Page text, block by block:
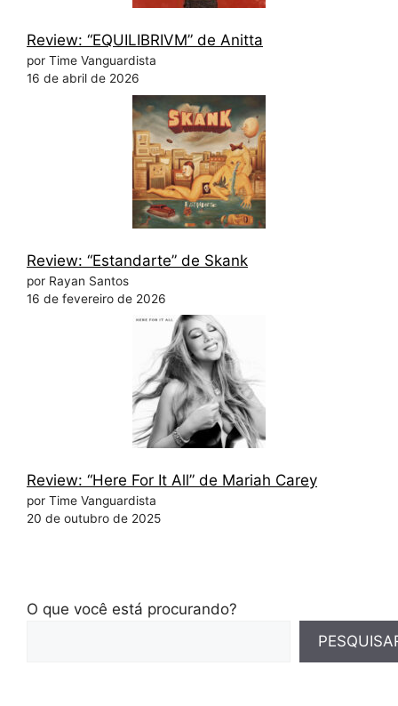
Review: “EQUILIBRIVM” de Anitta
por Time Vanguardista
16 de abril de 2026
Review: “Estandarte” de Skank
por Rayan Santos
16 de fevereiro de 2026
Review: “Here For It All” de Mariah Carey
por Time Vanguardista
20 de outubro de 2025
O que você está procurando?